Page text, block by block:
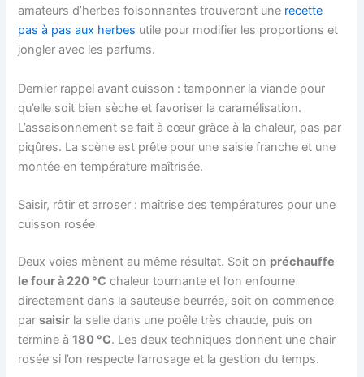
amateurs d’herbes foisonnantes trouveront une recette
pas à pas aux herbes utile pour modifier les proportions et
jongler avec les parfums.
Dernier rappel avant cuisson : tamponner la viande pour
qu’elle soit bien sèche et favoriser la caramélisation.
L’assaisonnement se fait à cœur grâce à la chaleur, pas par
piqûres. La scène est prête pour une saisie franche et une
montée en température maîtrisée.
Saisir, rôtir et arroser : maîtrise des températures pour une
cuisson rosée
Deux voies mènent au même résultat. Soit on préchauffe
le four à 220 °C chaleur tournante et l’on enfourne
directement dans la sauteuse beurrée, soit on commence
parsaisir la selle dans une poêle très chaude, puis on
termine à180 °C. Les deux techniques donnent une chair
rosée si l’on respecte l’arrosage et la gestion du temps.